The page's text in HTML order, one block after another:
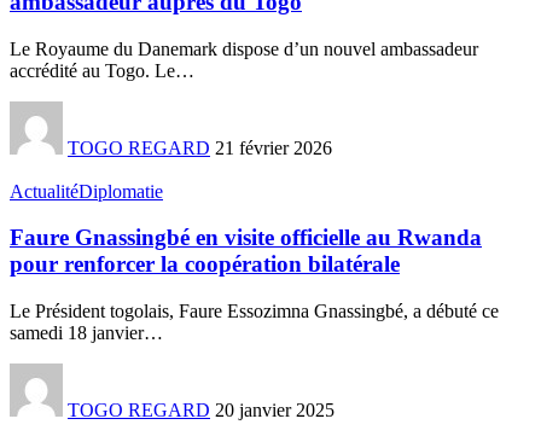
Le Royaume du Danemark dispose d’un nouvel ambassadeur
accrédité au Togo. Le…
TOGO REGARD 21 février 2026
ActualitéDiplomatie
Faure Gnassingbé en visite officielle au Rwanda
pour renforcer la coopération bilatérale
Le Président togolais, Faure Essozimna Gnassingbé, a débuté ce
samedi 18 janvier…
TOGO REGARD 20 janvier 2025